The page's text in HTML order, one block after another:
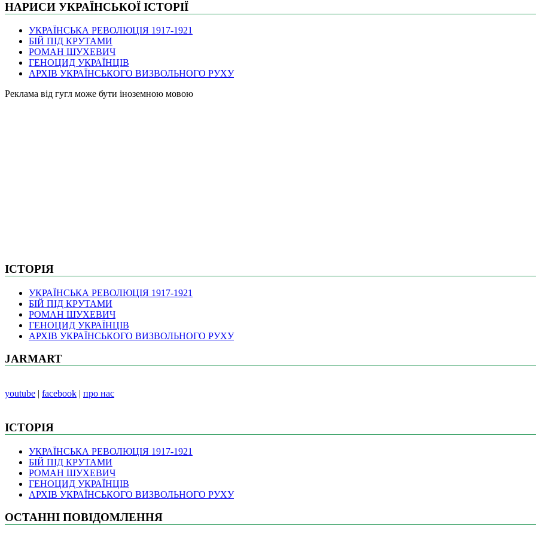
НАРИСИ УКРАЇНСЬКОЇ ІСТОРІЇ
УКРАЇНСЬКА РЕВОЛЮЦІЯ 1917-1921
БІЙ ПІД КРУТАМИ
РОМАН ШУХЕВИЧ
ГЕНОЦИД УКРАЇНЦІВ
АРХІВ УКРАЇНСЬКОГО ВИЗВОЛЬНОГО РУХУ
Pеклама від гугл може бути іноземною мовою
ІСТОРІЯ
УКРАЇНСЬКА РЕВОЛЮЦІЯ 1917-1921
БІЙ ПІД КРУТАМИ
РОМАН ШУХЕВИЧ
ГЕНОЦИД УКРАЇНЦІВ
АРХІВ УКРАЇНСЬКОГО ВИЗВОЛЬНОГО РУХУ
JARMART
youtube | facebook | про нас
ІСТОРІЯ
УКРАЇНСЬКА РЕВОЛЮЦІЯ 1917-1921
БІЙ ПІД КРУТАМИ
РОМАН ШУХЕВИЧ
ГЕНОЦИД УКРАЇНЦІВ
АРХІВ УКРАЇНСЬКОГО ВИЗВОЛЬНОГО РУХУ
ОСТАННІ ПОВІДОМЛЕННЯ